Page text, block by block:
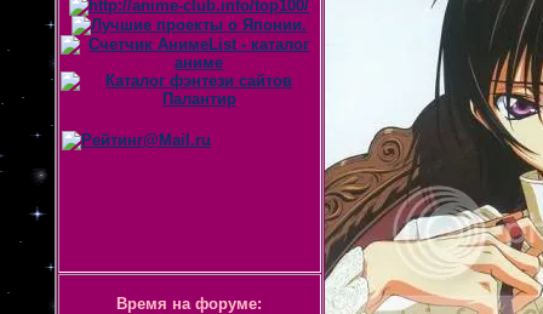
Время на форуме: